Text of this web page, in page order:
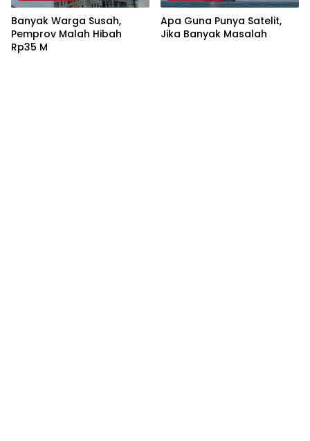
Banyak Warga Susah,
Pemprov Malah Hibah
Rp35 M
Apa Guna Punya Satelit,
Jika Banyak Masalah